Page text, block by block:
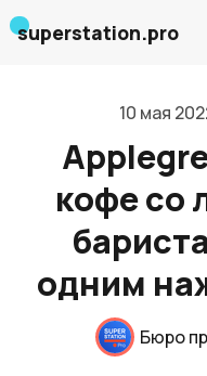
superstation.pro
10 мая
кофе со
одним
Бюро